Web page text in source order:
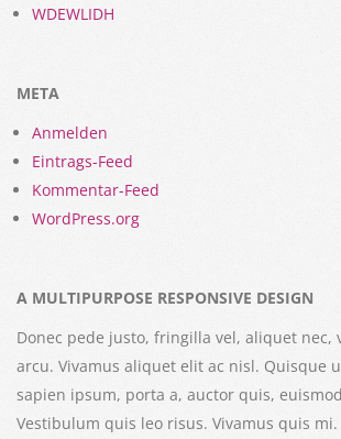
WDEWLIDH
META
Anmelden
Eintrags-Feed
Kommentar-Feed
WordPress.org
A MULTIPURPOSE RESPONSIVE DESIGN
Donec pede justo, fringilla vel, aliquet nec,
arcu. Vivamus aliquet elit ac nisl. Quisque
sapien ipsum, porta a, auctor quis,
Vestibulum quis leo risus. Vivamus quis